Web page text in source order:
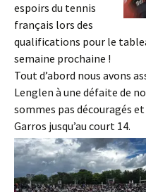
espoirs du tennis
français lors des
qualifications pour le
semaine prochaine !
Tout d’abord nous avons
Lenglen à une défaite de
sommes pas découragés
Garros jusqu’au court 14.